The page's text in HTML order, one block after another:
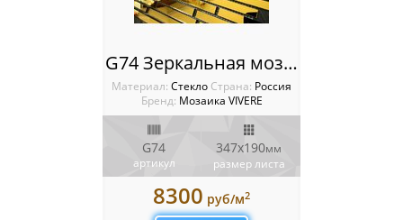
G74 Зеркальная мозаика VIVERE VANTAGGIO
Материал: Стекло Cтрана: Россия
Бренд: Мозаика VIVERE
G74
артикул
347х190мм
размер листа
8300 руб/м2